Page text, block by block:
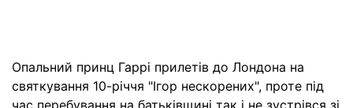
Опальний принц Гаррі прилетів до Лондона на
святкування 10-річчя "Ігор нескорених", проте під
час перебування на батьківщині так і не зустрівся зі